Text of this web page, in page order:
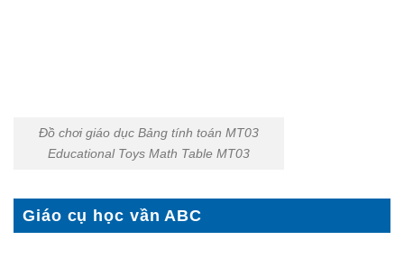
Đồ chơi giáo dục Bảng tính toán MT03
Educational Toys Math Table MT03
Giáo cụ học vần ABC